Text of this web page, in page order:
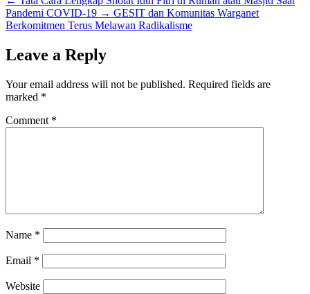
Pandemi COVID-19 → GESIT dan Komunitas Warganet
Berkomitmen Terus Melawan Radikalisme
Leave a Reply
Your email address will not be published. Required fields are
marked *
Comment *
Name *
Email *
Website